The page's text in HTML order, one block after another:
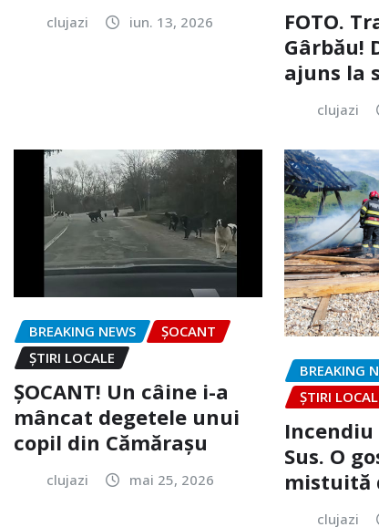
clujazi iun. 13, 2026
FOTO.
Gârbău!
ajuns la
clujazi
BREAKING NEWS
ȘOCANT
ȘTIRI LOCALE
ȘOCANT! Un câine i-a
mâncat degetele unui
copil din Cămărașu
clujazi mai 25, 2026
BREAKING
ȘTIRI
Incendiu
Sus. O
mistuită
clujazi